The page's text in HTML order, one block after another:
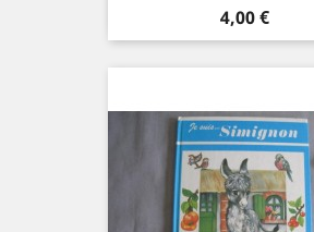
Prix
4,00 €